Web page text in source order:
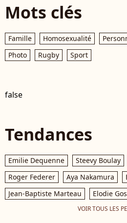
Mots clés
Famille Homosexualité
Photo
Rugby Sport
false
Tendances
Emilie Dequenne Steevy Boulay
Roger Federer
Aya Nakamura
Jean-Baptiste Marteau
Elodie
VOIR TOUS LES